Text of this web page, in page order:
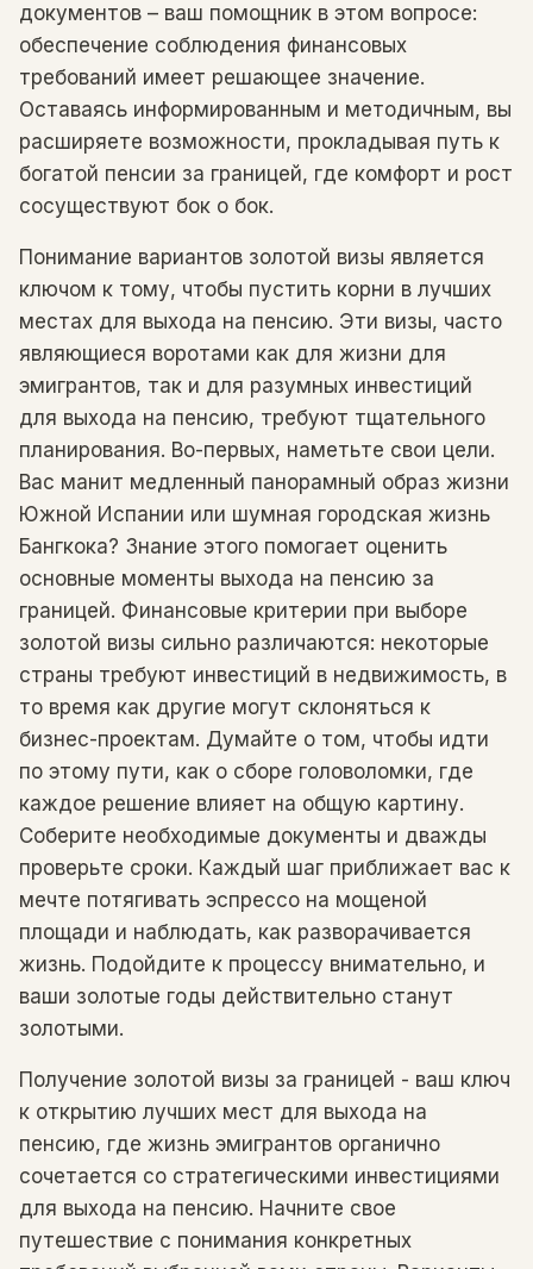
документов – ваш помощник в этом вопросе:
обеспечение соблюдения финансовых
требований имеет решающее значение.
Оставаясь информированным и методичным, вы
расширяете возможности, прокладывая путь к
богатой пенсии за границей, где комфорт и рост
сосуществуют бок о бок.
Понимание вариантов золотой визы является
ключом к тому, чтобы пустить корни в лучших
местах для выхода на пенсию. Эти визы, часто
являющиеся воротами как для жизни для
эмигрантов, так и для разумных инвестиций
для выхода на пенсию, требуют тщательного
планирования. Во-первых, наметьте свои цели.
Вас манит медленный панорамный образ жизни
Южной Испании или шумная городская жизнь
Бангкока? Знание этого помогает оценить
основные моменты выхода на пенсию за
границей. Финансовые критерии при выборе
золотой визы сильно различаются: некоторые
страны требуют инвестиций в недвижимость, в
то время как другие могут склоняться к
бизнес-проектам. Думайте о том, чтобы идти
по этому пути, как о сборе головоломки, где
каждое решение влияет на общую картину.
Соберите необходимые документы и дважды
проверьте сроки. Каждый шаг приближает вас к
мечте потягивать эспрессо на мощеной
площади и наблюдать, как разворачивается
жизнь. Подойдите к процессу внимательно, и
ваши золотые годы действительно станут
золотыми.
Получение золотой визы за границей - ваш ключ
к открытию лучших мест для выхода на
пенсию, где жизнь эмигрантов органично
сочетается со стратегическими инвестициями
для выхода на пенсию. Начните свое
путешествие с понимания конкретных